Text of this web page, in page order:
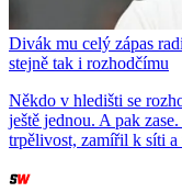
Divák mu celý zápas
stejně tak i rozhodčímu
Někdo v hledišti se
ještě jednou. A pak
trpělivost, zamířil k síti a